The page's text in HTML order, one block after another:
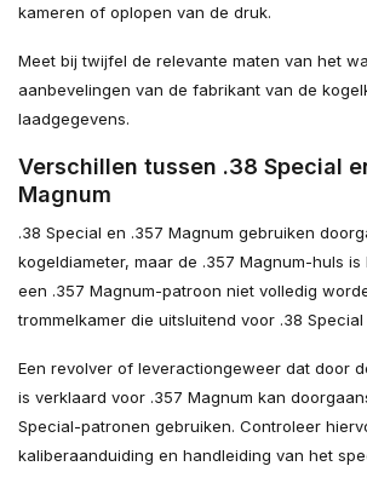
kameren of oplopen van de druk.
Meet bij twijfel de relevante maten van het
aanbevelingen van de fabrikant van de
laadgegevens.
Verschillen tussen .38 Special
Magnum
.38 Special en .357 Magnum gebruiken
kogeldiameter, maar de .357 Magnum-huls is
een .357 Magnum-patroon niet volledig
trommelkamer die uitsluitend voor .38
Een revolver of leveractiongeweer dat door
is verklaard voor .357 Magnum kan
Special-patronen gebruiken. Controleer
kaliberaanduiding en handleiding van het